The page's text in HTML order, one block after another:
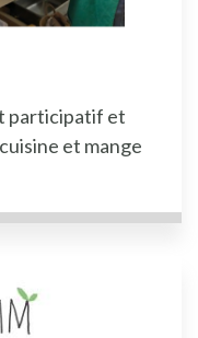
participatif et
et mange